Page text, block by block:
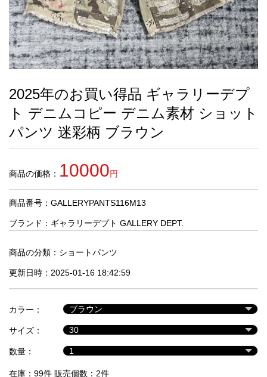
最
新
製
品
め
商
人
気
商
セ
ル
品
2025年のお買い得品 ギャラリーデプ
ト デニムコピー デニム素材 ショット
パンツ 迷彩柄 ブラウン
商品の価格： 10000円
商品番号：GALLERYPANTS116M13
ブランド： ギャラリーデプト GALLERY DEPT.
商品の分類： ショートパンツ
更新日時：2025-01-16 18:42:59
カラー：
サイズ：
数量：
在庫：99件 販売個数：2件